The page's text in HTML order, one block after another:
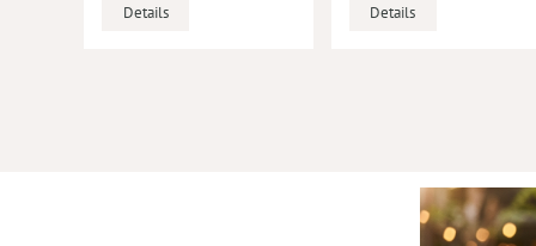
Details Details